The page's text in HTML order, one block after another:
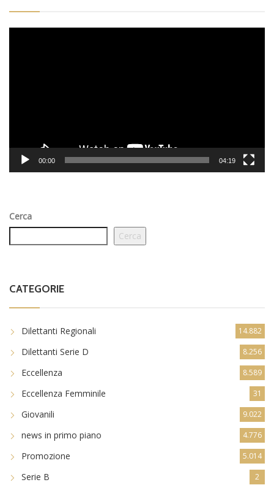
00:00 04:19
Cerca
Cerca
CATEGORIE
Dilettanti Regionali 14.882
Dilettanti Serie D 8.256
Eccellenza 8.589
Eccellenza Femminile 31
Giovanili 9.022
news in primo piano 4.776
Promozione 5.014
Serie B 2